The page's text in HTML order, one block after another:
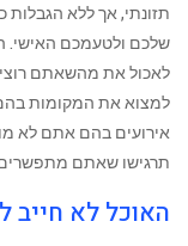
תזונתי, אך ללא
שלכם ולטעמכם האישי.
לאכול את מהשאתם
למצוא את המקומות בהם
אירועים בהם אתם לא
תרגישו שאתם
האוכל לא חייב